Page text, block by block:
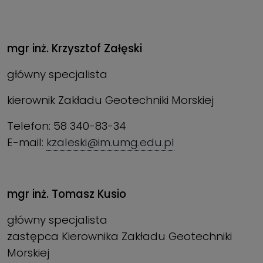
mgr inż. Krzysztof Załęski
główny specjalista
kierownik Zakładu Geotechniki Morskiej
Telefon: 58 340-83-34
E-mail: kzaleski@im.umg.edu.pl
mgr inż. Tomasz Kusio
główny specjalista
zastępca Kierownika Zakładu Geotechniki
Morskiej